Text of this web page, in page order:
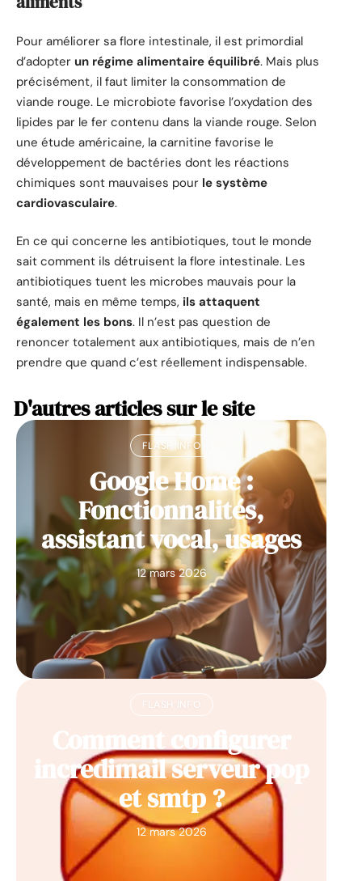
Pour améliorer sa flore intestinale, il est primordial
d’adopter un régime alimentaire équilibré. Mais plus
précisément, il faut limiter la consommation de
viande rouge. Le microbiote favorise l’oxydation des
lipides par le fer contenu dans la viande rouge. Selon
une étude américaine, la carnitine favorise le
développement de bactéries dont les réactions
chimiques sont mauvaises pour le système
cardiovasculaire.
En ce qui concerne les antibiotiques, tout le monde
sait comment ils détruisent la flore intestinale. Les
antibiotiques tuent les microbes mauvais pour la
santé, mais en même temps, ils attaquent
également les bons. Il n’est pas question de
renoncer totalement aux antibiotiques, mais de n’en
prendre que quand c’est réellement indispensable.
D'autres articles sur le site
FLASH INFO
Google Home :
Fonctionnalités,
assistant vocal, usages
12 mars 2026
FLASH INFO
Comment configurer
incredimail serveur pop
et smtp ?
12 mars 2026